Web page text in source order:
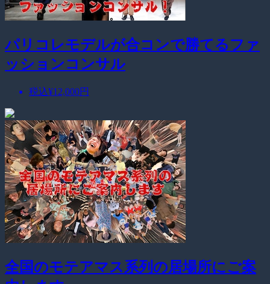
パリコレモデルが合コンで勝てるファ
ッションコンサル
税込¥12,000円
全国のモテアマス系列の居場所にご案